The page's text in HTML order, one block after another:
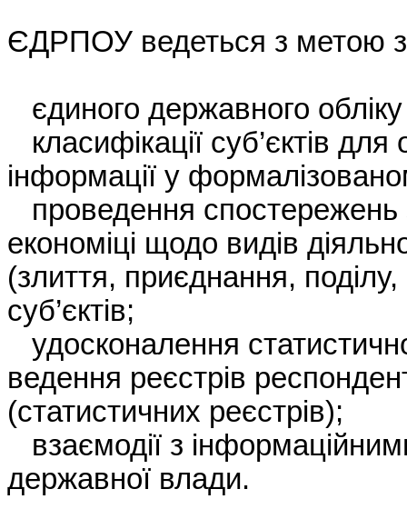
ЄДРПОУ ведеться з метою
єдиного державного обліку
класифікації суб’єктів для
інформації у
проведення спостережень
економіці щодо видів
(злиття, приєднання, поділу,
суб’єктів;
удосконалення
ведення реєстрів
(статистичних реєстрів);
взаємодії з
державної влади.